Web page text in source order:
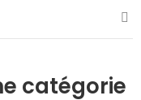
catégorie